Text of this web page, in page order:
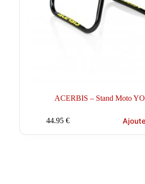
ACERBIS – Stand Moto
44.95€